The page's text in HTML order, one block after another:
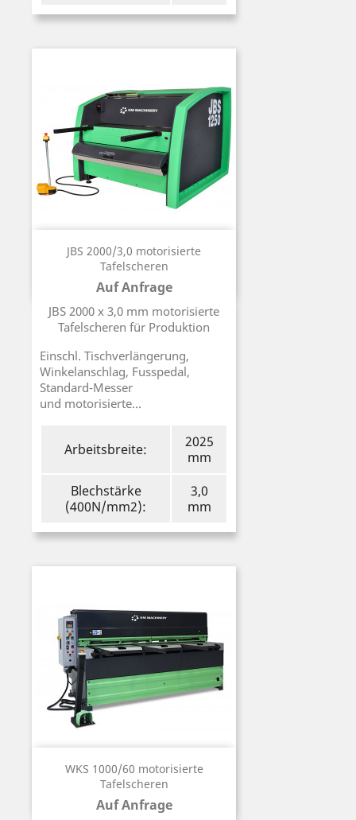
JBS 2000/3,0 motorisierte
Tafelscheren
Auf Anfrage
JBS 2000 x 3,0 mm motorisierte
Tafelscheren für Produktion
Einschl. Tischverlängerung,
Winkelanschlag, Fusspedal,
Standard-Messer
und motorisierte...
Arbeitsbreite:
2025
mm
Blechstärke
(400N/mm2):
3,0
mm
WKS 1000/60 motorisierte
Tafelscheren
Auf Anfrage